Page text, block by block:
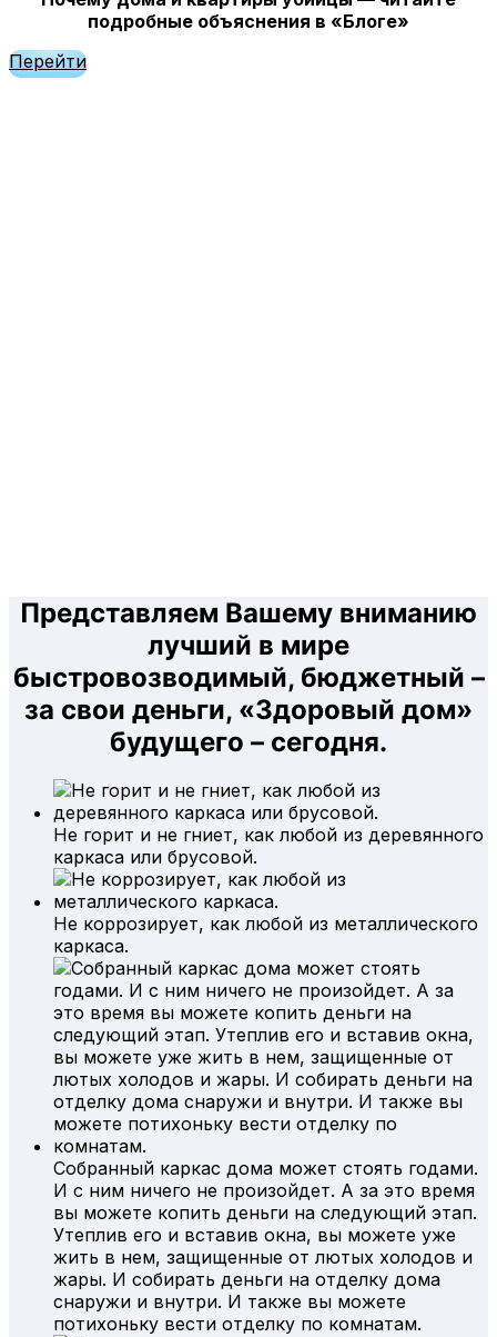
подробные объяснения в «Блоге»
Перейти
Представляем Вашему вниманию
лучший в мире
быстровозводимый, бюджетный –
за свои деньги, «Здоровый дом»
будущего – сегодня.
Не горит и не гниет, как любой из деревянного
каркаса или брусовой.
Не коррозирует, как любой из металлического
каркаса.
Собранный каркас дома может стоять годами.
И с ним ничего не произойдет. А за это время
вы можете копить деньги на следующий этап.
Утеплив его и вставив окна, вы можете уже
жить в нем, защищенные от лютых холодов и
жары. И собирать деньги на отделку дома
снаружи и внутри. И также вы можете
потихоньку вести отделку по комнатам.